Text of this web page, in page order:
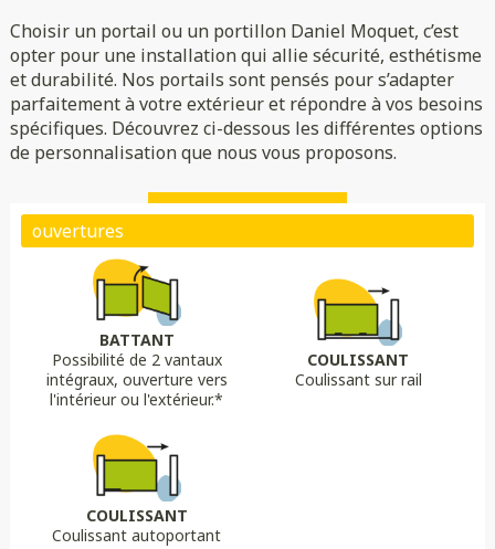
Choisir un portail ou un portillon Daniel Moquet, c’est
opter pour une installation qui allie sécurité, esthétisme
et durabilité. Nos portails sont pensés pour s’adapter
parfaitement à votre extérieur et répondre à vos besoins
spécifiques. Découvrez ci-dessous les différentes options
de personnalisation que nous vous proposons.
BATTANT
Possibilité de 2 vantaux
intégraux, ouverture vers
l'intérieur ou l'extérieur.*
COULISSANT
Coulissant sur rail
COULISSANT
Coulissant autoportant
Biais bas Bombé inversé
Chapeau de gendarmeChapeau de gendarme inversé
Portail pleinPortail semi ajouré Portail ajouré
LAME
Lame 30 cm modulable
OPTION
lame ajourée
OPTION
Lame déco sur mesure
DÉCORS OPTIONS
AluminiumComposite
Pointes
Motorisation
Aluminium